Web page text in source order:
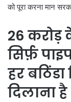
को पूरा करना मान
26 करोड़
सिर्फ़
हर
दिलाना है